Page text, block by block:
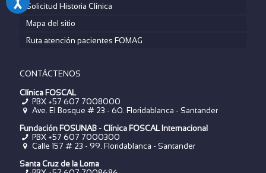
Solicitud Historia Clínica
Mapa del sitio
Ruta atención pacientes FOMAG
CONTÁCTENOS
Clínica FOSCAL
PBX +57 607 7008000
Ave. El Bosque # 23 - 60. Floridablanca - Santander
Fundación FOSUNAB - Clínica FOSCAL Internacional
PBX +57 607 7000300
Calle 157 # 23 - 99. Floridablanca - Santander
Santa Cruz de la Loma